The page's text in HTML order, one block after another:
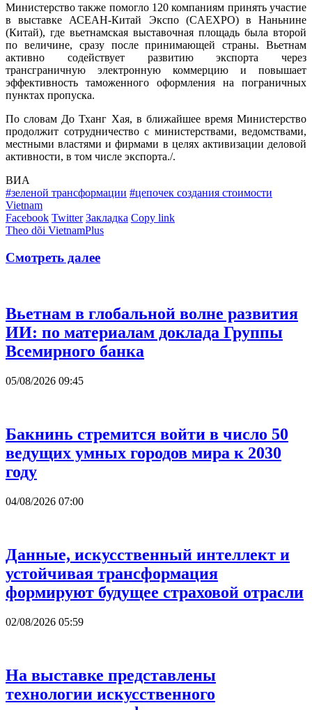
Министерство также помогло 120 компаниям принять участие
в выставке АСЕАН-Китай Экспо (CAEXPO) в Наньнине
(Китай), где вьетнамская выставочная площадь была второй
по величине, сразу после принимающей страны. Вьетнам
активно содействует развитию экспорта через
трансграничную электронную коммерцию и повышает
эффективность таможенного оформления на пограничных
пунктах пропуска.
По словам До Тханг Хая, в ближайшее время Министерство
продолжит сотрудничество с министерствами, ведомствами,
местными властями и фирмами в целях активизации деловой
активности, в том числе экспорта./.
ВИА
#зеленой трансформации #цепочек создания стоимости
Vietnam
Facebook Twitter Закладка Copy link
Theo dõi VietnamPlus
Смотреть далее
Вьетнам в глобальной волне развития
ИИ: по материалам доклада Группы
Всемирного банка
05/08/2026 09:45
Бакнинь стремится войти в число 50
ведущих умных городов мира к 2030
году
04/08/2026 07:00
Данные, искусственный интеллект и
устойчивая трансформация
формируют будущее страховой отрасли
02/08/2026 05:59
На выставке представлены
технологии искусственного